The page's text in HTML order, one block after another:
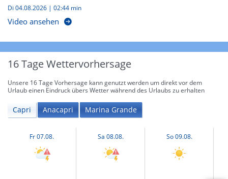
Di 04.08.2026 | 02:44 min
Video ansehen
16 Tage Wettervorhersage
Unsere 16 Tage Vorhersage kann genutzt werden um direkt vor dem
Urlaub einen Eindruck übers Wetter während des Urlaubs zu erhalten
Capri Anacapri Marina Grande
Fr 07.08. Sa 08.08. So 09.08.